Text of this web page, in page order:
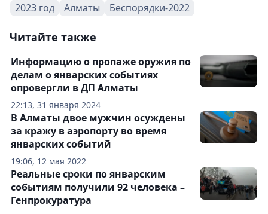
2023 год Алматы Беспорядки-2022
Читайте также
22:13, 31 января 2024
Информацию о пропаже оружия по
делам о январских событиях
опровергли в ДП Алматы
19:06, 12 мая 2022
В Алматы двое мужчин осуждены
за кражу в аэропорту во время
январских событий
Реальные сроки по январским
событиям получили 92 человека –
Генпрокуратура